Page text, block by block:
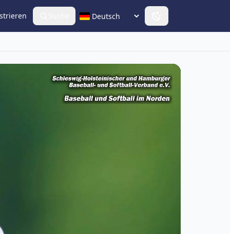
Sprache wählen